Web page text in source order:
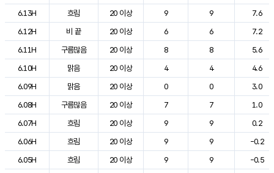
6.13H
흐림 20 이상 9 9
7.6
6.12H
비 끝 20 이상 6 6
7.2
6.11H
구름많음 20 이상 8 8
5.6
6.10H
맑음 20 이상 4 4
4.6
6.09H
맑음 20 이상 0 0
3.0
6.08H
구름많음 20 이상 7 7
1.0
6.07H
흐림 20 이상 9 9
0.2
6.06H
흐림 20 이상 9 9
-0.2
6.05H
흐림 20 이상 9 9
-0.5